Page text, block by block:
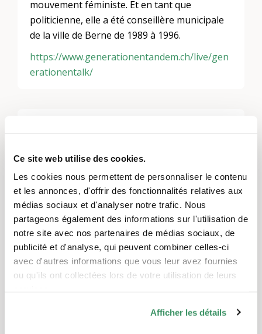
Ce site web utilise des cookies.
Les cookies nous permettent de personnaliser le contenu
et les annonces, d'offrir des fonctionnalités relatives aux
médias sociaux et d'analyser notre trafic. Nous
partageons également des informations sur l'utilisation de
notre site avec nos partenaires de médias sociaux, de
publicité et d'analyse, qui peuvent combiner celles-ci
avec d'autres informations que vous leur avez fournies
ou qu'ils ont collectées lors de votre utilisation de leurs
Afficher les détails
Thèmes
Communication et médias,Politique
intergénérationnelle et dialogue intergénérationnel
Régions
Berne et Soleure, Suisse du Nord-Ouest
mouvement féministe. Et en tant que
politicienne, elle a été conseillère municipale
de la ville de Berne de 1989 à 1996.
https://www.generationentandem.ch/live/gen
erationentalk/
Laisser un commentaire
commentaire.